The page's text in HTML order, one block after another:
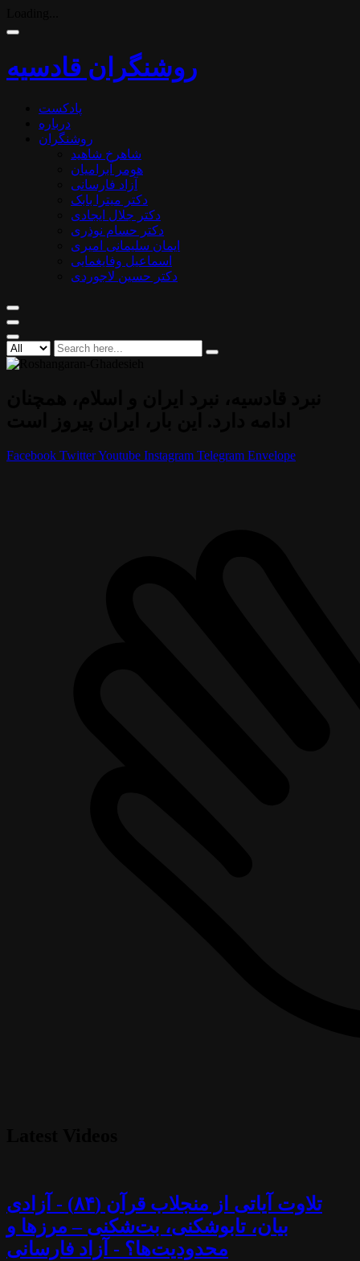
روشنگران قادسیه
پادکست
درباره
روشنگران
شاهرخ شاهید
هومر آبرامیان
آزاد فارسانی
دکتر میترا بابک
دکتر جلال ایجادی
دکتر حسام نوذری
ایمان سلیمانی امیری
اسماعیل وفایغمایی
دکتر حسین لاجوردی
Facebook TwitterYoutube Instagram Telegram Envelope
تلاوت آیاتی از منجلاب قرآن (۸۴) - آزادی
بیان، تابوشکنی، بت‌شکنی – مرزها و
محدودیت‌ها؟ - آزاد فارسانی